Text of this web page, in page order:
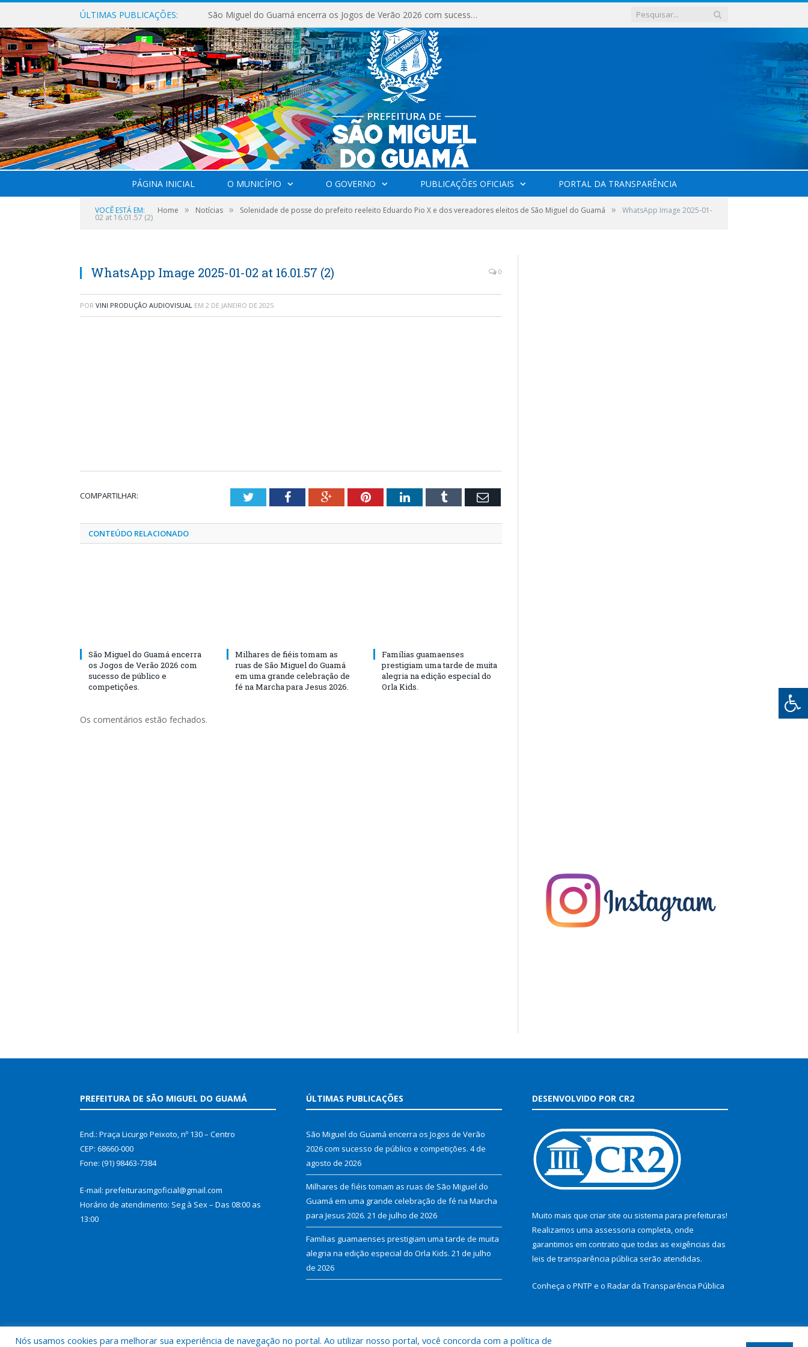
ÚLTIMAS PUBLICAÇÕES: São Miguel do Guamá encerra os Jogos de Verão 2026 com sucesso de público e competições.
PÁGINA INICIAL O MUNICÍPIO O GOVERNO PUBLICAÇÕES OFICIAIS PORTAL DA TRANSPARÊNCIA
VOCÊ ESTÁ EM: Home » Notícias » Solenidade de posse do prefeito reeleito Eduardo Pio X e dos vereadores eleitos de São Miguel do Guamá » WhatsApp Image 2025-01-
02 at 16.01.57 (2)
WhatsApp Image 2025-01-02 at 16.01.57 (2) 0
POR VINI PRODUÇÃO AUDIOVISUAL EM 2 DE JANEIRO DE 2025
COMPARTILHAR: TwitterFacebookGoogle+PinterestLinkedInTumblr Email
CONTEÚDO RELACIONADO
São Miguel do Guamá encerra
os Jogos de Verão 2026 com
sucesso de público e
competições.
Milhares de fiéis tomam as
ruas de São Miguel do Guamá
em uma grande celebração de
fé na Marcha para Jesus 2026.
Famílias guamaenses
prestigiam uma tarde de muita
alegria na edição especial do
Orla Kids.
Os comentários estão fechados.
PREFEITURA DE SÃO MIGUEL DO GUAMÁ
End.: Praça Licurgo Peixoto, nº 130 – Centro
CEP: 68660-000
Fone: (91) 98463-7384
E-mail: prefeiturasmgoficial@gmail.com
Horário de atendimento: Seg à Sex – Das 08:00 as
13:00
ÚLTIMAS PUBLICAÇÕES
São Miguel do Guamá encerra os Jogos de Verão
2026 com sucesso de público e competições. 4 de
agosto de 2026
Milhares de fiéis tomam as ruas de São Miguel do
Guamá em uma grande celebração de fé na Marcha
para Jesus 2026. 21 de julho de 2026
Famílias guamaenses prestigiam uma tarde de muita
alegria na edição especial do Orla Kids. 21 de julho
de 2026
DESENVOLVIDO POR CR2
Muito mais que criar site ou sistema para prefeituras!
Realizamos uma assessoria completa, onde
garantimos em contrato que todas as exigências das
leis de transparência pública serão atendidas.
Conheça o PNTP e o Radar da Transparência Pública
Nós usamos cookies para melhorar sua experiência de navegação no portal. Ao utilizar nosso portal, você concorda com a política de